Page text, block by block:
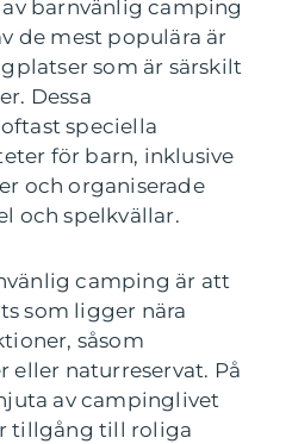
barnvänlig camping
de mest populära är
som är särskilt
Dessa
speciella
för barn, inklusive
och organiserade
och spelkvällar.
camping är att
som ligger nära
såsom
eller naturreservat. På
av campinglivet
tillgång till roliga